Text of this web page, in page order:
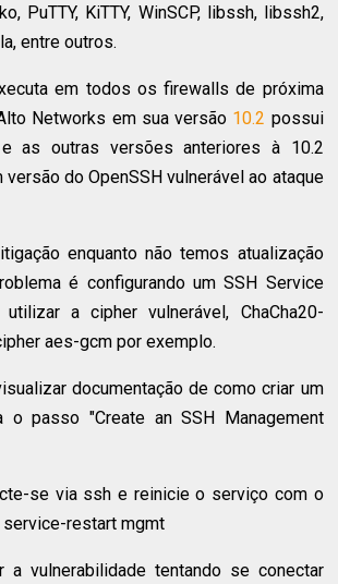
PuTTY, KiTTY, WinSCP, libssh, libssh2,
entre outros.
em todos os firewalls de próxima
Networks em sua versão 10.2 possui
e as outras versões anteriores à 10.2
do OpenSSH vulnerável ao ataque
enquanto não temos atualização
é configurando um SSH Service
a cipher vulnerável, ChaCha20-
aes-gcm por exemplo.
documentação de como criar um
o passo "Create an SSH Management
se via ssh e reinicie o serviço com o
restart mgmt
a vulnerabilidade tentando se conectar